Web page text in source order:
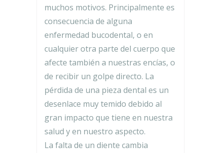
muchos motivos. Principalmente es
consecuencia de alguna
enfermedad bucodental, o en
cualquier otra parte del cuerpo que
afecte también a nuestras encías, o
de recibir un golpe directo. La
pérdida de una pieza dental es un
desenlace muy temido debido al
gran impacto que tiene en nuestra
salud y en nuestro aspecto.
La falta de un diente cambia